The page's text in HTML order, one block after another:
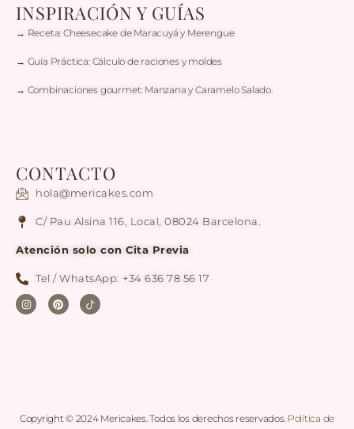
INSPIRACIÓN Y GUÍAS
→ Receta: Cheesecake de Maracuyá y Merengue
→ Guía Práctica: Cálculo de raciones y moldes
→ Combinaciones gourmet: Manzana y Caramelo Salado.
CONTACTO
hola@mericakes.com
C/ Pau Alsina 116, Local, 08024 Barcelona.
Atención solo con Cita Previa
Tel / WhatsApp: +34 636 78 56 17
Copyright © 2024 Mericakes. Todos los derechos reservados. Política de